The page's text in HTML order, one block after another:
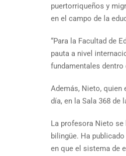
puertorriqueños y
en el campo de la
“Para la Facultad de
pauta a nivel
fundamentales dentro
Además, Nieto, quien
día, en la Sala 368 de
La profesora Nieto
bilingüe. Ha
en que el sistema de